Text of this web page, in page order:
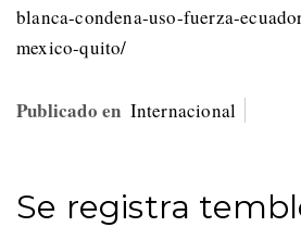
blanca-condena-uso-fuerza-
mexico-quito/
Publicado en Internacional
Se registra